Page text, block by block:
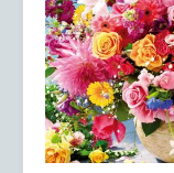
Ultimele articole: